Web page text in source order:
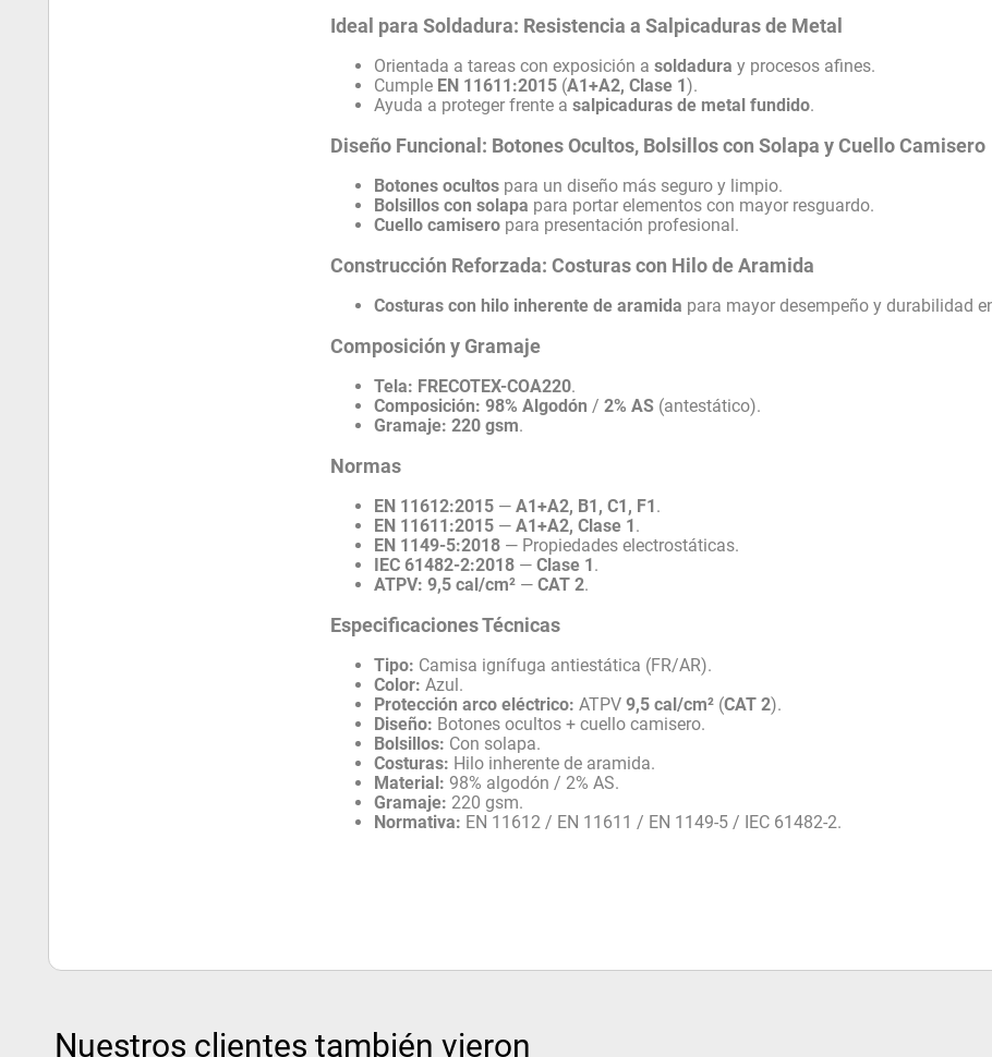
Ideal para Soldadura: Resistencia a Salpicaduras de Metal
Orientada a tareas con exposición asoldadura y procesos afines.
Cumple EN 11611:2015 (A1+A2, Clase 1).
Ayuda a proteger frente asalpicaduras de metal fundido.
Diseño Funcional: Botones Ocultos, Bolsillos con Solapa y Cuello Camisero
Botones ocultos para un diseño más seguro y limpio.
Bolsillos con solapa para portar elementos con mayor resguardo.
Cuello camisero para presentación profesional.
Construcción Reforzada: Costuras con Hilo de Aramida
Costuras con hilo inherente de aramida para mayor desempeño y durabilidad
Composición y Gramaje
Tela: FRECOTEX-COA220.
Composición: 98% Algodón /2% AS (antestático).
Gramaje: 220 gsm.
Normas
EN 11612:2015 —A1+A2, B1, C1, F1.
EN 11611:2015 —A1+A2, Clase 1.
EN 1149-5:2018 — Propiedades electrostáticas.
IEC 61482-2:2018 —Clase 1.
ATPV: 9,5 cal/cm² —CAT 2.
Especificaciones Técnicas
Tipo: Camisa ignífuga antiestática (FR/AR).
Color: Azul.
Protección arco eléctrico: ATPV9,5 cal/cm² (CAT 2).
Diseño: Botones ocultos + cuello camisero.
Bolsillos: Con solapa.
Costuras: Hilo inherente de aramida.
Material: 98% algodón / 2% AS.
Gramaje: 220 gsm.
Normativa: EN 11612 / EN 11611 / EN 1149-5 / IEC 61482-2.
Nuestros clientes también vieron